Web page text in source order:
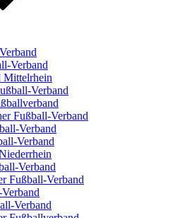
Verband
Mittelrhein
Verband
Fußball-Verband
Verband
Verband
Verband
Fußball-Verband
Verband